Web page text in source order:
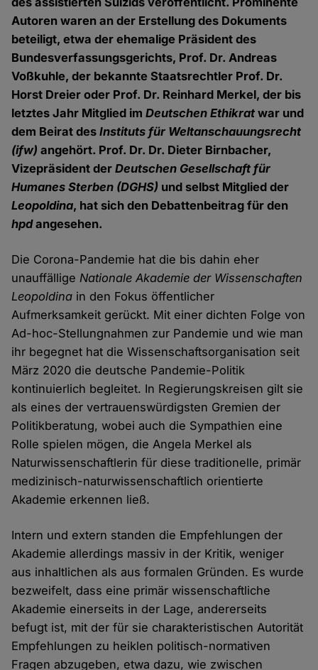
Autoren waren an der Erstellung des Dokuments
beteiligt, etwa der ehemalige Präsident des
Bundesverfassungsgerichts, Prof. Dr. Andreas
Voßkuhle, der bekannte Staatsrechtler Prof. Dr.
Horst Dreier oder Prof. Dr. Reinhard Merkel, der bis
letztes Jahr Mitglied imDeutschen Ethikrat war und
dem Beirat desInstituts für Weltanschauungsrecht
(ifw) angehört. Prof. Dr. Dr. Dieter Birnbacher,
Vizepräsident derDeutschen Gesellschaft für
Humanes Sterben (DGHS) und selbst Mitglied der
Leopoldina, hat sich den Debattenbeitrag für den
hpdangesehen.
Die Corona-Pandemie hat die bis dahin eher
unauffälligeNationale Akademie der Wissenschaften
Leopoldina in den Fokus öffentlicher
Aufmerksamkeit gerückt. Mit einer dichten Folge von
Ad-hoc-Stellungnahmen zur Pandemie und wie man
ihr begegnet hat die Wissenschaftsorganisation seit
März 2020 die deutsche Pandemie-Politik
kontinuierlich begleitet. In Regierungskreisen gilt sie
als eines der vertrauenswürdigsten Gremien der
Politikberatung, wobei auch die Sympathien eine
Rolle spielen mögen, die Angela Merkel als
Naturwissenschaftlerin für diese traditionelle, primär
medizinisch-naturwissenschaftlich orientierte
Akademie erkennen ließ.
Intern und extern standen die Empfehlungen der
Akademie allerdings massiv in der Kritik, weniger
aus inhaltlichen als aus formalen Gründen. Es wurde
bezweifelt, dass eine primär wissenschaftliche
Akademie einerseits in der Lage, andererseits
befugt ist, mit der für sie charakteristischen Autorität
Empfehlungen zu heiklen politisch-normativen
Fragen abzugeben, etwa dazu, wie zwischen